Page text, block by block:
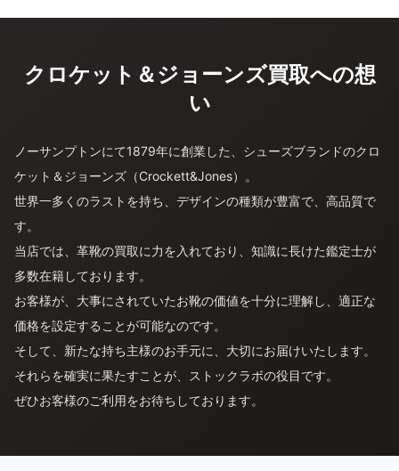
クロケット＆ジョーンズ買取への想
い
ノーサンプトンにて1879年に創業した、シューズブランドのクロ
ケット＆ジョーンズ（Crockett&Jones）。
世界一多くのラストを持ち、デザインの種類が豊富で、高品質で
す。
当店では、革靴の買取に力を入れており、知識に長けた鑑定士が
多数在籍しております。
お客様が、大事にされていたお靴の価値を十分に理解し、適正な
価格を設定することが可能なのです。
そして、新たな持ち主様のお手元に、大切にお届けいたします。
それらを確実に果たすことが、ストックラボの役目です。
ぜひお客様のご利用をお待ちしております。